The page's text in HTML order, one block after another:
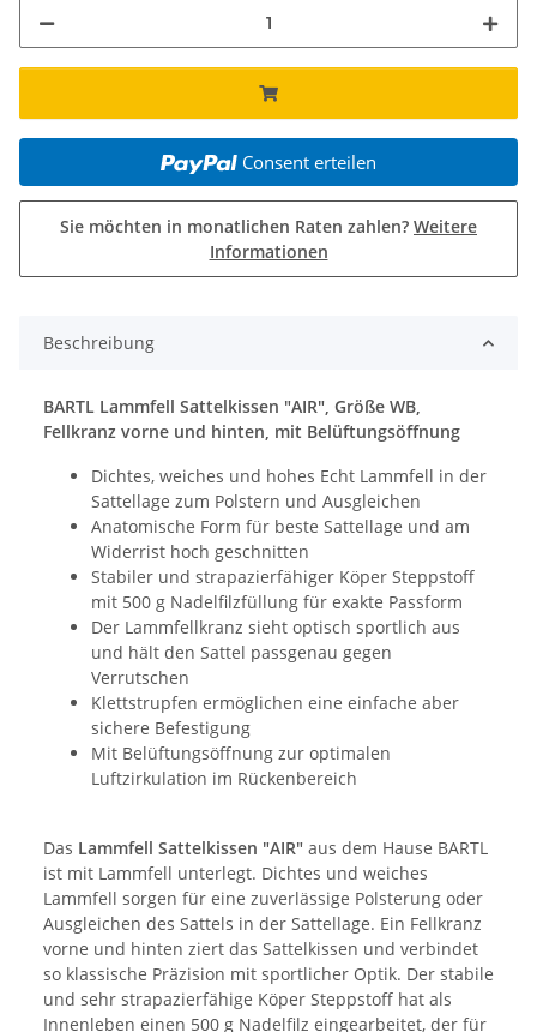
Consent erteilen
Sie möchten in monatlichen Raten zahlen? Weitere
Informationen
Beschreibung
BARTL Lammfell Sattelkissen "AIR", Größe WB,
Fellkranz vorne und hinten, mit Belüftungsöffnung
Dichtes, weiches und hohes Echt Lammfell in der
Sattellage zum Polstern und Ausgleichen
Anatomische Form für beste Sattellage und am
Widerrist hoch geschnitten
Stabiler und strapazierfähiger Köper Steppstoff
mit 500 g Nadelfilzfüllung für exakte Passform
Der Lammfellkranz sieht optisch sportlich aus
und hält den Sattel passgenau gegen
Verrutschen
Klettstrupfen ermöglichen eine einfache aber
sichere Befestigung
Mit Belüftungsöffnung zur optimalen
Luftzirkulation im Rückenbereich
Das Lammfell Sattelkissen "AIR" aus dem Hause BARTL
ist mit Lammfell unterlegt. Dichtes und weiches
Lammfell sorgen für eine zuverlässige Polsterung oder
Ausgleichen des Sattels in der Sattellage. Ein Fellkranz
vorne und hinten ziert das Sattelkissen und verbindet
so klassische Präzision mit sportlicher Optik. Der stabile
und sehr strapazierfähige Köper Steppstoff hat als
Innenleben einen 500 g Nadelfilz eingearbeitet, der für